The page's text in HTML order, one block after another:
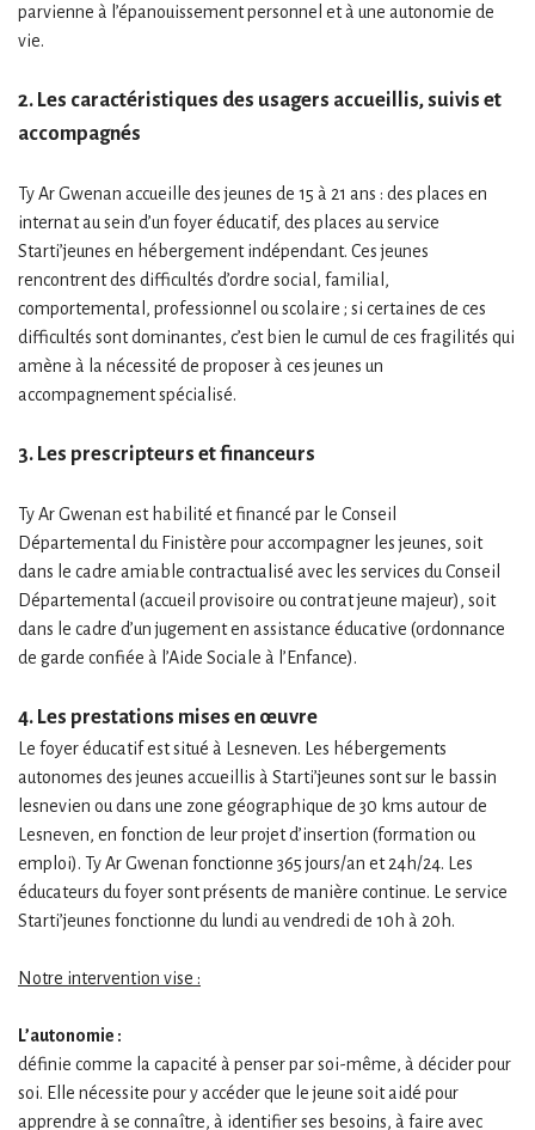
parvienne à l’épanouissement personnel et à une autonomie de
vie.
2. Les caractéristiques des usagers accueillis, suivis et
accompagnés
Ty Ar Gwenan accueille des jeunes de 15 à 21 ans : des places en
internat au sein d’un foyer éducatif, des places au service
Starti’jeunes en hébergement indépendant. Ces jeunes
rencontrent des difficultés d’ordre social, familial,
comportemental, professionnel ou scolaire ; si certaines de ces
difficultés sont dominantes, c’est bien le cumul de ces fragilités qui
amène à la nécessité de proposer à ces jeunes un
accompagnement spécialisé.
3. Les prescripteurs et financeurs
Ty Ar Gwenan est habilité et financé par le Conseil
Départemental du Finistère pour accompagner les jeunes, soit
dans le cadre amiable contractualisé avec les services du Conseil
Départemental (accueil provisoire ou contrat jeune majeur), soit
dans le cadre d’un jugement en assistance éducative (ordonnance
de garde confiée à l’Aide Sociale à l’Enfance).
4. Les prestations mises en œuvre
Le foyer éducatif est situé à Lesneven. Les hébergements
autonomes des jeunes accueillis à Starti’jeunes sont sur le bassin
lesnevien ou dans une zone géographique de 30 kms autour de
Lesneven, en fonction de leur projet d’insertion (formation ou
emploi). Ty Ar Gwenan fonctionne 365 jours/an et 24h/24. Les
éducateurs du foyer sont présents de manière continue. Le service
Starti’jeunes fonctionne du lundi au vendredi de 10h à 20h.
Notre intervention vise :
L’autonomie :
définie comme la capacité à penser par soi-même, à décider pour
soi. Elle nécessite pour y accéder que le jeune soit aidé pour
apprendre à se connaître, à identifier ses besoins, à faire avec